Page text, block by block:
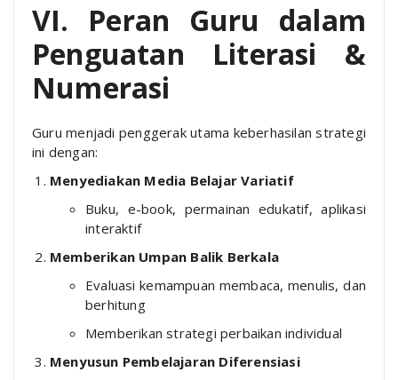
VI. Peran Guru dalam
Penguatan Literasi &
Numerasi
Guru menjadi penggerak utama keberhasilan strategi
ini dengan:
Menyediakan Media Belajar Variatif
Buku, e-book, permainan edukatif, aplikasi
interaktif
Memberikan Umpan Balik Berkala
Evaluasi kemampuan membaca, menulis, dan
berhitung
Memberikan strategi perbaikan individual
Menyusun Pembelajaran Diferensiasi